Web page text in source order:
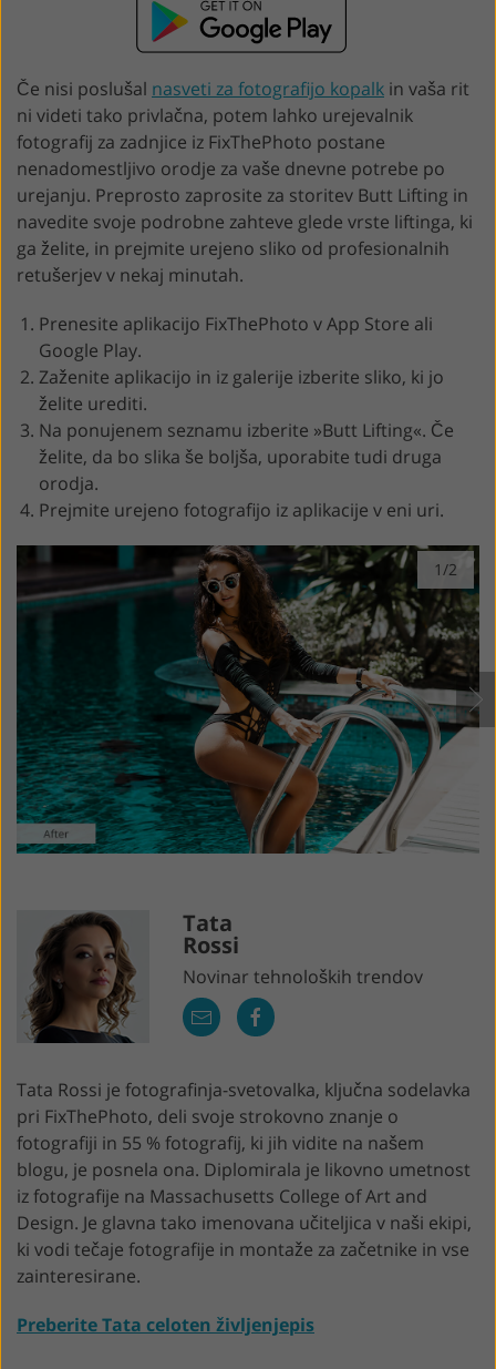
Če nisi poslušal nasveti za fotografijo kopalk in vaša rit
ni videti tako privlačna, potem lahko urejevalnik
fotografij za zadnjice iz FixThePhoto postane
nenadomestljivo orodje za vaše dnevne potrebe po
urejanju. Preprosto zaprosite za storitev Butt Lifting in
navedite svoje podrobne zahteve glede vrste liftinga, ki
ga želite, in prejmite urejeno sliko od profesionalnih
retušerjev v nekaj minutah.
Prenesite aplikacijo FixThePhoto v App Store ali
Google Play.
Zaženite aplikacijo in iz galerije izberite sliko, ki jo
želite urediti.
Na ponujenem seznamu izberite »Butt Lifting«. Če
želite, da bo slika še boljša, uporabite tudi druga
orodja.
Prejmite urejeno fotografijo iz aplikacije v eni uri.
1/2
Tata
Rossi
Novinar tehnoloških trendov
Tata Rossi je fotografinja-svetovalka, ključna sodelavka
pri FixThePhoto, deli svoje strokovno znanje o
fotografiji in 55 % fotografij, ki jih vidite na našem
blogu, je posnela ona. Diplomirala je likovno umetnost
iz fotografije na Massachusetts College of Art and
Design. Je glavna tako imenovana učiteljica v naši ekipi,
ki vodi tečaje fotografije in montaže za začetnike in vse
zainteresirane.
Preberite Tata celoten življenjepis